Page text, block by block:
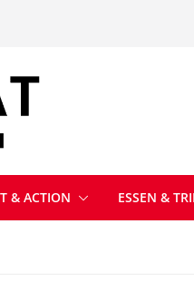
& ACTION ESSEN &